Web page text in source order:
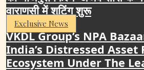
वाराणसी में शूटिंग शुरू
Exclusive News
VKDL Group’s NPA
India’s Distressed Asset
Ecosystem Under The